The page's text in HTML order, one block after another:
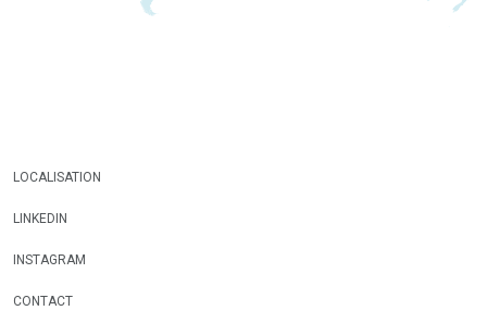
LOCALISATION
LINKEDIN
INSTAGRAM
CONTACT